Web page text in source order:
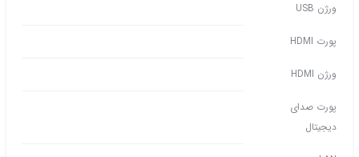
ورژن USB
پورت HDMI
ورژن HDMI
پورت صدای
دیجیتال